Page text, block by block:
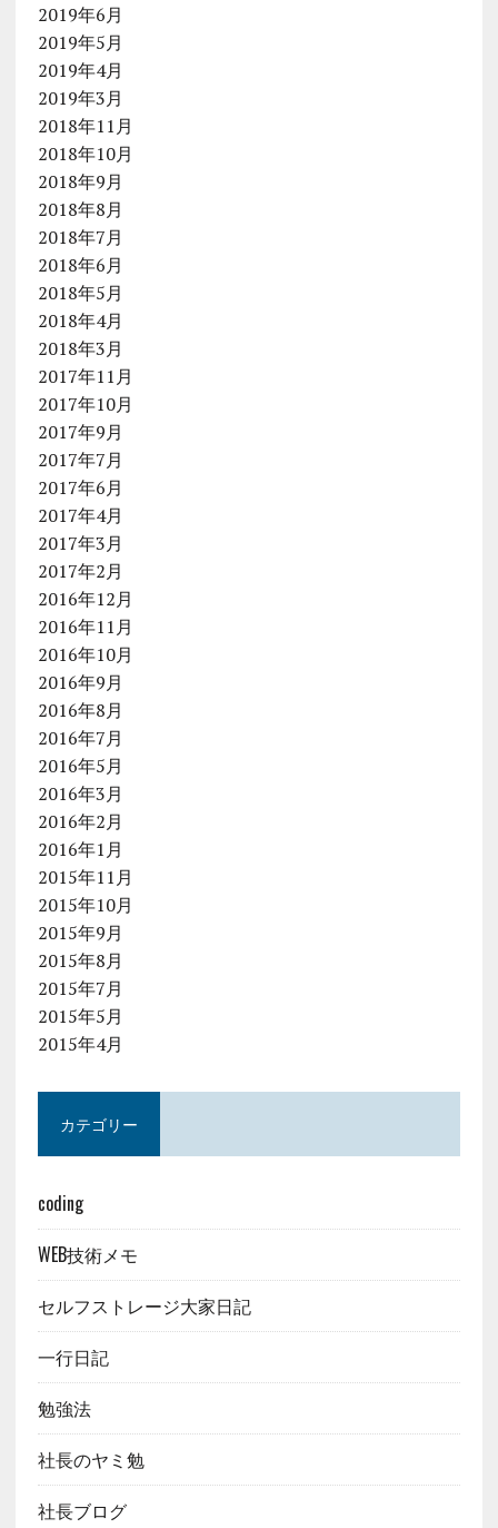
2019年6月
2019年5月
2019年4月
2019年3月
2018年11月
2018年10月
2018年9月
2018年8月
2018年7月
2018年6月
2018年5月
2018年4月
2018年3月
2017年11月
2017年10月
2017年9月
2017年7月
2017年6月
2017年4月
2017年3月
2017年2月
2016年12月
2016年11月
2016年10月
2016年9月
2016年8月
2016年7月
2016年5月
2016年3月
2016年2月
2016年1月
2015年11月
2015年10月
2015年9月
2015年8月
2015年7月
2015年5月
2015年4月
カテゴリー
coding
WEB技術メモ
セルフストレージ大家日記
一行日記
勉強法
社長のヤミ勉
社長ブログ